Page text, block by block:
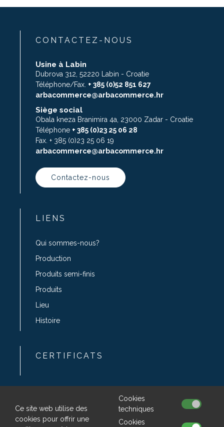
CONTACTEZ-NOUS
Usine à Labin
Dubrova 312, 52220 Labin - Croatie
Téléphone/Fax. + 385 (0)52 851 627
arbacommerce@arbacommerce.hr
Siège social
Obala kneza Branimira 4a, 23000 Zadar - Croatie
Téléphone + 385 (0)23 25 06 28
Fax. + 385 (0)23 25 06 19
arbacommerce@arbacommerce.hr
Contactez-nous
LIENS
Qui sommes-nous?
Production
Produits semi-finis
Produits
Lieu
Histoire
CERTIFICATS
Ce site web utilise des
cookies pour offrir une
Cookies
techniques
Cookies